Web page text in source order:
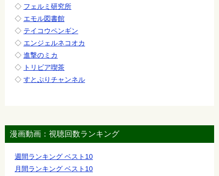
◇ フェルミ研究所
◇ エモル図書館
◇ テイコウペンギン
◇ エンジェルネコオカ
◇ 進撃のミカ
◇ トリビア喫茶
◇ すとぷりチャンネル
漫画動画：視聴回数ランキング
週間ランキング ベスト10
月間ランキング ベスト10